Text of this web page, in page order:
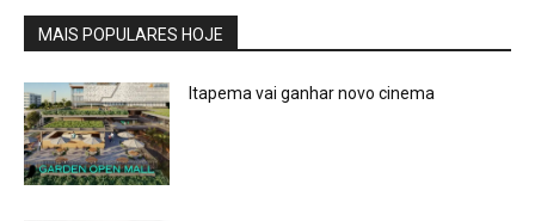
MAIS POPULARES HOJE
Itapema vai ganhar novo cinema